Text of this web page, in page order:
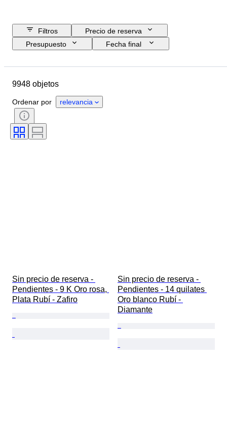
Filtros
Precio de reserva
Presupuesto
Fecha final
Género
Certificado
Ley
Corte
Pureza
Grado de color
Tamaño del artículo
9948 objetos
Ordenar por relevancia
Sin precio de reserva -
Pendientes - 9 K Oro rosa,
Plata Rubí - Zafiro
Sin precio de reserva -
Pendientes - 14 quilates
Oro blanco Rubí -
Diamante